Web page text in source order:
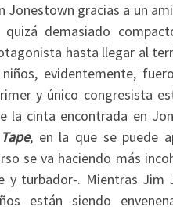
Jonestown gracias a un
demasiado
hasta llegar al
evidentemente,
y único congresista
la cinta encontrada en
, en la que se puede
se va haciendo más
y turbador-. Mientras
están siendo